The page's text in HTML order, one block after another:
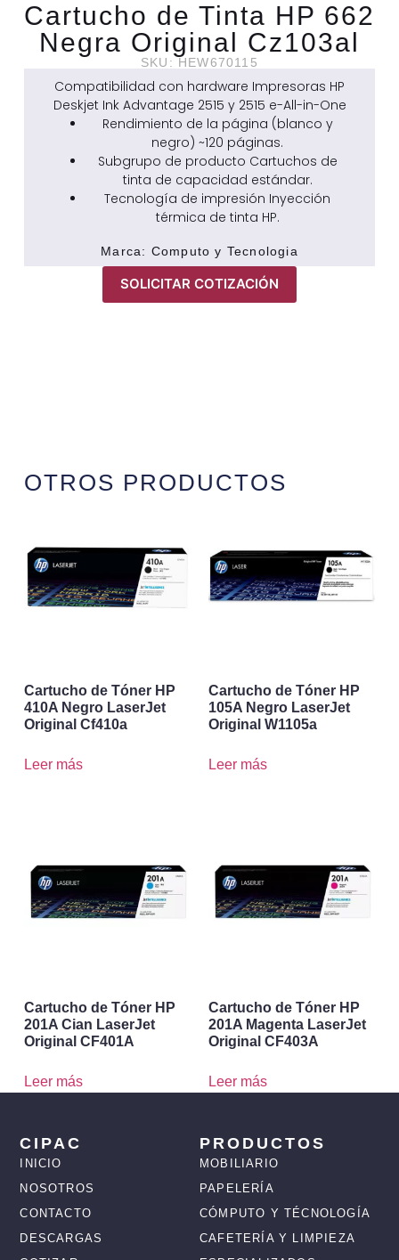
Cartucho de Tinta HP 662
Negra Original Cz103al
SKU: HEW670115
Compatibilidad con hardware Impresoras HP
Deskjet Ink Advantage 2515 y 2515 e-All-in-One
Rendimiento de la página (blanco y
negro) ~120 páginas.
Subgrupo de producto Cartuchos de
tinta de capacidad estándar.
Tecnología de impresión Inyección
térmica de tinta HP.
Marca: Computo y Tecnologia
SOLICITAR COTIZACIÓN
OTROS PRODUCTOS
Cartucho de Tóner HP
410A Negro LaserJet
Original Cf410a
Leer más
Cartucho de Tóner HP
105A Negro LaserJet
Original W1105a
Leer más
Cartucho de Tóner HP
201A Cian LaserJet
Original CF401A
Leer más
Cartucho de Tóner HP
201A Magenta LaserJet
Original CF403A
Leer más
CIPAC
INICIO
NOSOTROS
CONTACTO
DESCARGAS
PRODUCTOS
MOBILIARIO
PAPELERÍA
CÓMPUTO Y TÉCNOLOGÍA
CAFETERÍA Y LIMPIEZA